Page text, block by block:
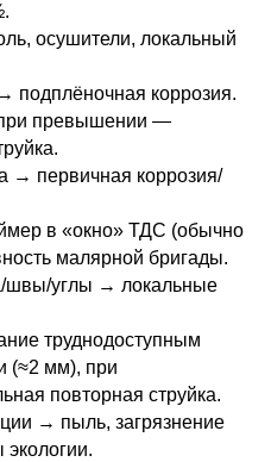
осушители, локальный
подплёночная коррозия.
превышении —
→ первичная коррозия/
в «окно» ТДС (обычно
малярной бригады.
швы/углы → локальные
труднодоступным
(≈2 мм), при
повторная струйка.
→ пыль, загрязнение